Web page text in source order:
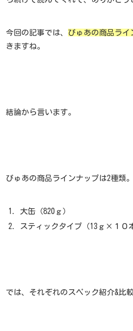
今回の記事では、 ぴゅあの商品ライ
きますね。
結論から言います。
ぴゅあの商品ラインナップは2種類。
大缶（820ｇ）
スティックタイプ（13ｇ×１０
では、それぞれのスペック紹介&比